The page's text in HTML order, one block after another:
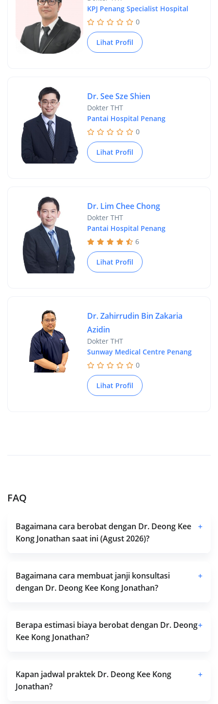
KPJ Penang Specialist Hospital
0
Lihat Profil
Dr. See Sze Shien
Dokter THT
Pantai Hospital Penang
0
Lihat Profil
Dr. Lim Chee Chong
Dokter THT
Pantai Hospital Penang
6
Lihat Profil
Dr. Zahirrudin Bin Zakaria
Azidin
Dokter THT
Sunway Medical Centre Penang
0
Lihat Profil
FAQ
Bagaimana cara berobat dengan Dr. Deong Kee
Kong Jonathan saat ini (Agust 2026)?
+
Bagaimana cara membuat janji konsultasi
dengan Dr. Deong Kee Kong Jonathan?
+
Berapa estimasi biaya berobat dengan Dr. Deong
Kee Kong Jonathan?
+
Kapan jadwal praktek Dr. Deong Kee Kong
Jonathan?
+